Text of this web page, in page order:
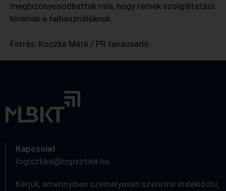
megbizonyosodhattak róla, hogy remek szolgáltatást
kínálnak a felhasználóknak.
Forrás: Koczka Máté / PR tanácsadó
Kapcsolat
logisztika@logisztika.hu
Kérjük, amennyiben személyesen szeretne érdeklődni,